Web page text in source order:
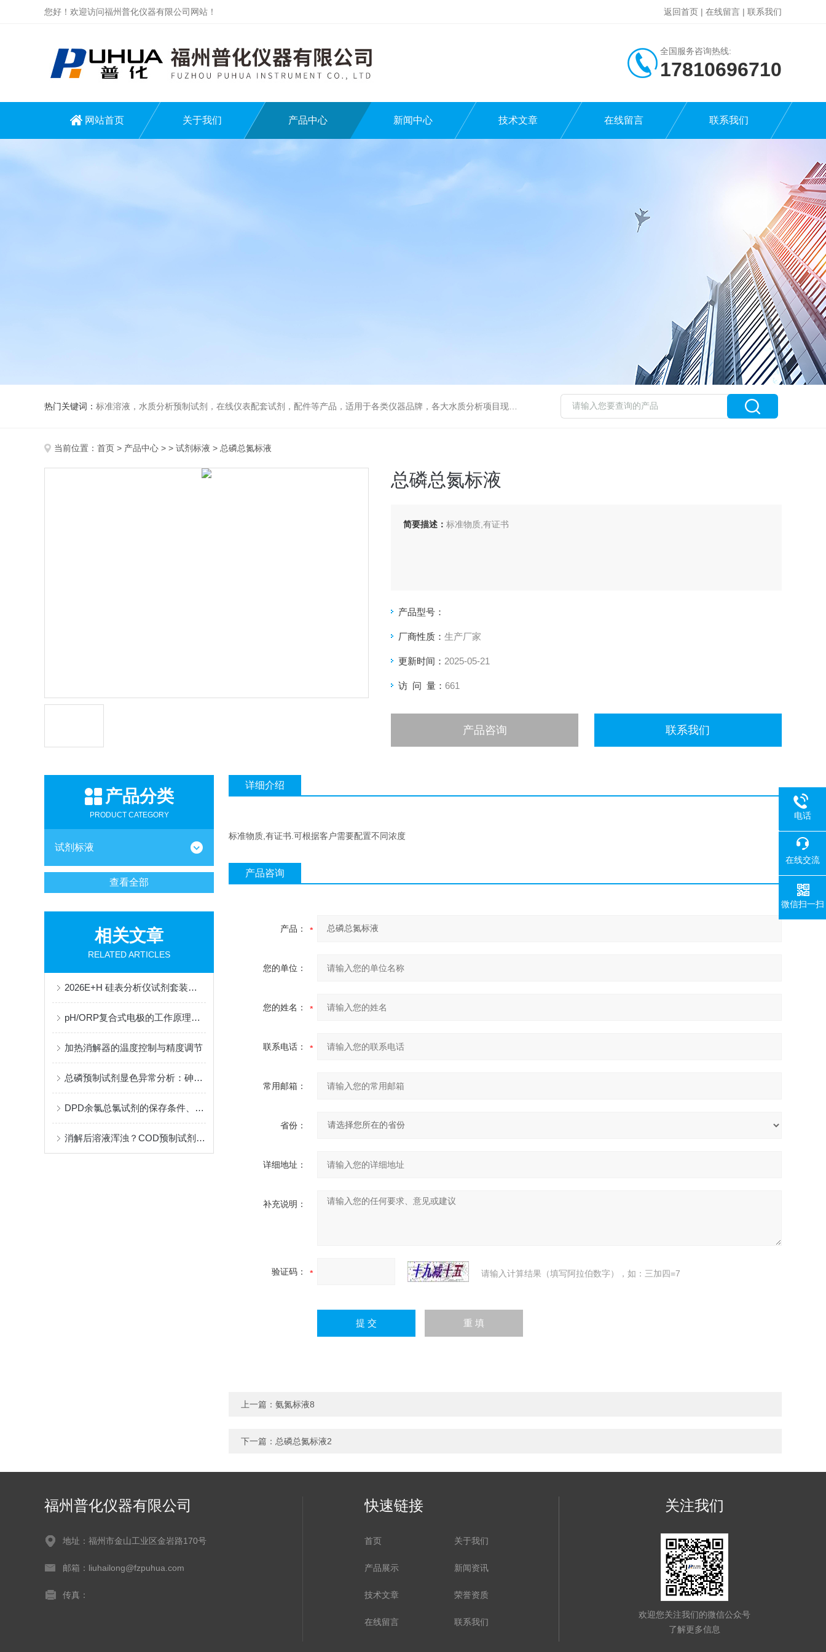
您好！欢迎访问福州普化仪器有限公司网站！ 返回首页 | 在线留言 | 联系我们
全国服务咨询热线:
17810696710
网站首页 关于我们 产品中心 新闻中心 技术文章 在线留言 联系我们
热门关键词： 标准溶液，水质分析预制试剂，在线仪表配套试剂，配件等产品，适用于各类仪器品牌，各大水质分析项目现场及实验室
当前位置： 首页 > 产品中心 > > 试剂标液 > 总磷总氮标液
总磷总氮标液
简要描述： 标准物质,有证书
产品型号：
厂商性质： 生产厂家
更新时间： 2025-05-21
访 问 量： 661
产品咨询 联系我们
产品分类
PRODUCT CATEGORY
试剂标液
查看全部
相关文章
RELATED ARTICLES
2026E+H 硅表分析仪试剂套装供应商：整套配套试剂，适配电厂在线监测场景
pH/ORP复合式电极的工作原理与结构解析
加热消解器的温度控制与精度调节
总磷预制试剂显色异常分析：砷铁离子干扰的掩蔽方法与质控样验证
DPD余氯总氯试剂的保存条件、有效期及稳定性研究
消解后溶液浑浊？COD预制试剂常见异常现象与对策
详细介绍
标准物质,有证书.可根据客户需要配置不同浓度
产品咨询
产品：
您的单位：
您的姓名：
联系电话：
常用邮箱：
省份：
详细地址：
补充说明：
验证码： 请输入计算结果（填写阿拉伯数字），如：三加四=7
上一篇： 氨氮标液8
下一篇： 总磷总氮标液2
福州普化仪器有限公司
地址：福州市金山工业区金岩路170号
邮箱：liuhailong@fzpuhua.com
传真：
快速链接
首页 关于我们
产品展示 新闻资讯
技术文章 荣誉资质
在线留言 联系我们
关注我们
欢迎您关注我们的微信公众号
了解更多信息
电话
400-
在线交流
微信扫一扫